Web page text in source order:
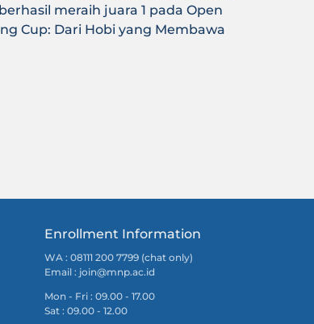
meraih juara 1 pada Open
Cup: Dari Hobi yang Membawa
Enrollment Information
WA : 08111 200 7799 (chat only)
Email : join@mnp.ac.id
Mon - Fri : 09.00 - 17.00
Sat : 09.00 - 12.00